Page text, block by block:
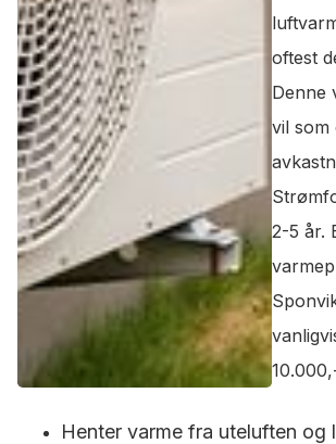
oftest
Denne
vil som
2-5 år.
Henter varme fra uteluften og